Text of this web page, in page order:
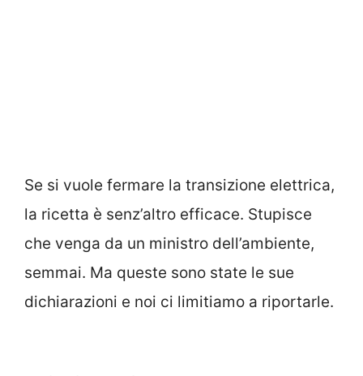
Se si vuole fermare la transizione elettrica,
la ricetta è senz’altro efficace. Stupisce
che venga da un ministro dell’ambiente,
semmai. Ma queste sono state le sue
dichiarazioni e noi ci limitiamo a riportarle.